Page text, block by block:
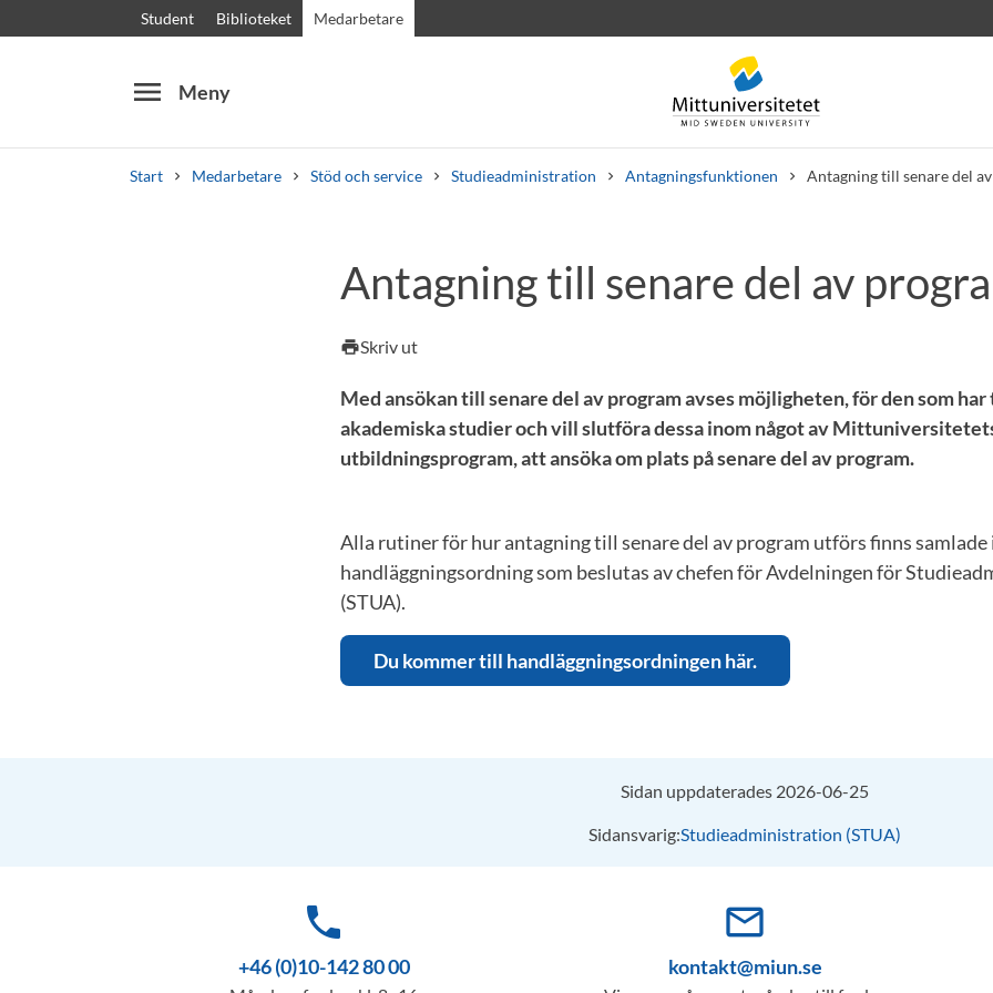
Student Biblioteket Medarbetare
menu Meny
Start Medarbetare Stöd och service Studieadministration Antagningsfunktionen Antagning till senare del
KursplanerVälkomstbrevPersonal Lediga jobb
Antagning till senare del av
printSkriv ut
Med ansökan till senare del av program avses möjligheten, för den som
akademiska studier och vill slutföra dessa inom något av
utbildningsprogram, att ansöka om plats på senare del av program.
Alla rutiner för hur antagning till senare del av program utförs finns samlade
handläggningsordning som beslutas av chefen för Avdelningen för
(STUA).
Du kommer till handläggningsordningen här.
Sidan uppdaterades 2026-06-25
Sidansvarig:Studieadministration (STUA)
phone
+46 (0)10-142 80 00
mail_outline
kontakt@miun.se